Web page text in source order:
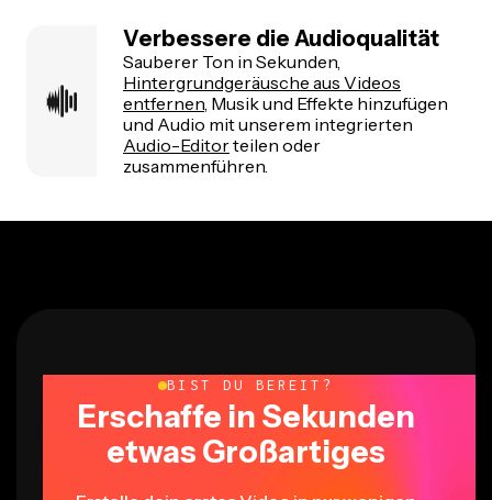
Verbessere die Audioqualität
Sauberer Ton in Sekunden,
Hintergrundgeräusche aus Videos
entfernen , Musik und Effekte hinzufügen
und Audio mit unserem integrierten
Audio-Editorteilen oder
zusammenführen.
BIST DU BEREIT?
Erschaffe in Sekunden
etwas Großartiges